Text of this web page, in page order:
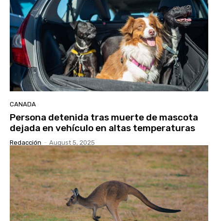
CANADA
Persona detenida tras muerte de mascota
dejada en vehículo en altas temperaturas
Redacción - August 5, 2025